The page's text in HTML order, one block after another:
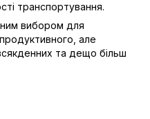
транспортування.
вибором для
але
та дещо більш